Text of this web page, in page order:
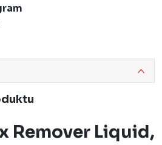
Remover Liquid,